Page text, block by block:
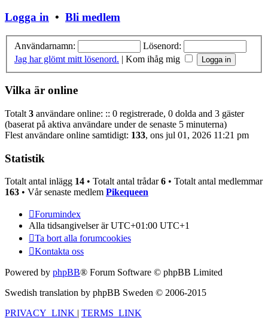
Logga in • Bli medlem
Användarnamn:
Lösenord:
Jag har glömt mitt lösenord. | Kom ihåg mig
Vilka är online
Totalt 3 användare online: :: 0 registrerade, 0 dolda and 3 gäster
(baserat på aktiva användare under de senaste 5 minuterna)
Flest användare online samtidigt: 133, ons jul 01, 2026 11:21 pm
Statistik
Totalt antal inlägg 14 • Totalt antal trådar6 • Totalt antal medlemmar
163 • Vår senaste medlem Pikequeen
Forumindex
Alla tidsangivelser är UTC+01:00 UTC+1
Ta bort alla forumcookies
Kontakta oss
Powered by phpBB® Forum Software © phpBB Limited
Swedish translation by phpBB Sweden © 2006-2015
PRIVACY_LINK | TERMS_LINK